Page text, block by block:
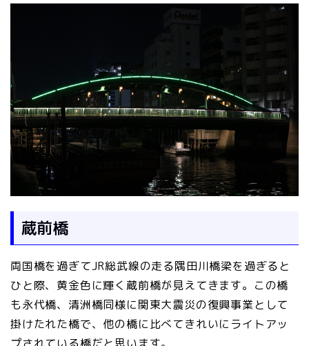
蔵前橋
両国橋を過ぎてJR総武線の走る隅田川橋梁を過ぎると
ひと際、黄金色に輝く蔵前橋が見えてきます。この橋
も永代橋、清洲橋同様に関東大震災の復興事業として
掛けたれた橋で、他の橋に比べてきれいにライトアッ